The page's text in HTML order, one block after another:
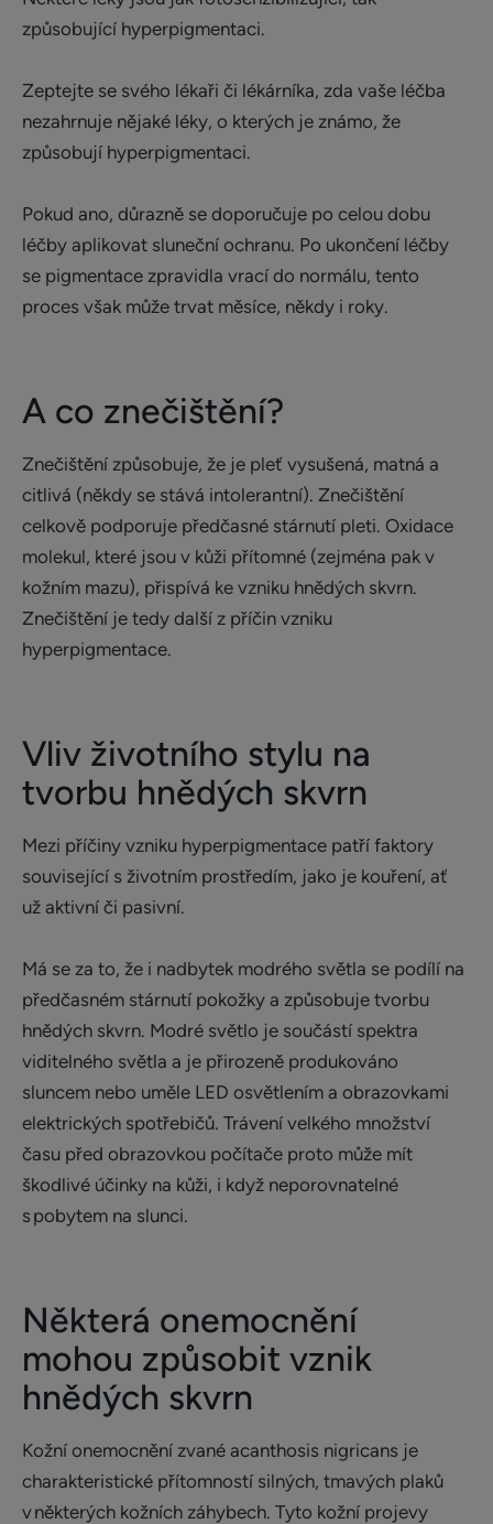
způsobující hyperpigmentaci.
Zeptejte se svého lékaři či lékárníka, zda vaše léčba
nezahrnuje nějaké léky, o kterých je známo, že
způsobují hyperpigmentaci.
Pokud ano, důrazně se doporučuje po celou dobu
léčby aplikovat sluneční ochranu. Po ukončení léčby
se pigmentace zpravidla vrací do normálu, tento
proces však může trvat měsíce, někdy i roky.
A co znečištění?
Znečištění způsobuje, že je pleť vysušená, matná a
citlivá (někdy se stává intolerantní). Znečištění
celkově podporuje předčasné stárnutí pleti. Oxidace
molekul, které jsou v kůži přítomné (zejména pak v
kožním mazu), přispívá ke vzniku hnědých skvrn.
Znečištění je tedy další z příčin vzniku
hyperpigmentace.
Vliv životního stylu na
tvorbu hnědých skvrn
Mezi příčiny vzniku hyperpigmentace patří faktory
související s životním prostředím, jako je kouření, ať
už aktivní či pasivní.
Má se za to, že i nadbytek modrého světla se podílí na
předčasném stárnutí pokožky a způsobuje tvorbu
hnědých skvrn. Modré světlo je součástí spektra
viditelného světla a je přirozeně produkováno
sluncem nebo uměle LED osvětlením a obrazovkami
elektrických spotřebičů. Trávení velkého množství
času před obrazovkou počítače proto může mít
škodlivé účinky na kůži, i když neporovnatelné
s pobytem na slunci.
Některá onemocnění
mohou způsobit vznik
hnědých skvrn
Kožní onemocnění zvané acanthosis nigricans je
charakteristické přítomností silných, tmavých plaků
v některých kožních záhybech. Tyto kožní projevy